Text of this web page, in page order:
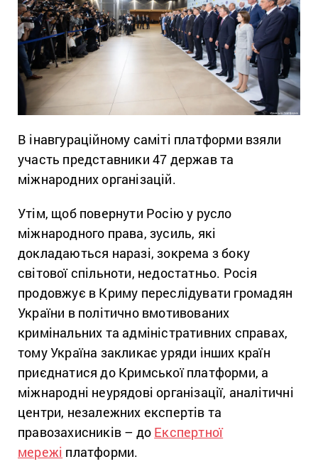
В інавгураційному саміті платформи взяли
участь представники 47 держав та
міжнародних організацій.
Утім, щоб повернути Росію у русло
міжнародного права, зусиль, які
докладаються наразі, зокрема з боку
світової спільноти, недостатньо. Росія
продовжує в Криму переслідувати громадян
України в політично вмотивованих
кримінальних та адміністративних справах,
тому Україна закликає уряди інших країн
приєднатися до Кримської платформи, а
міжнародні неурядові організації, аналітичні
центри, незалежних експертів та
правозахисників – до Експертної
мережі платформи.